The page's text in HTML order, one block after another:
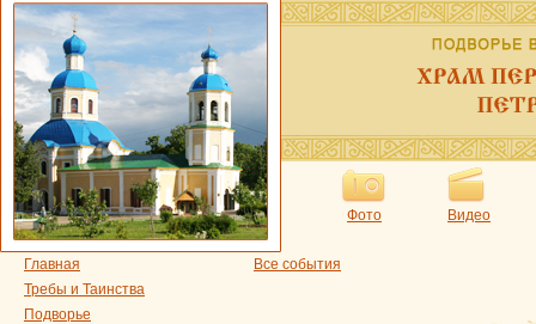
Фото Видео
Главная
Требы и Таинства
Подворье
Все события